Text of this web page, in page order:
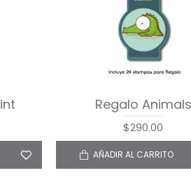
Regalo Animals
$290.00
AÑADIR AL CARRITO